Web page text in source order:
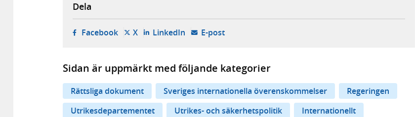
Dela
Facebook- öppnas i ny flik, extern webbplats,
X- öppnas i ny flik, extern webbplats,
LinkedIn- öppnas i ny flik, extern webbplats,
E-post- öppnar din e-postklient,
Sidan är uppmärkt med följande kategorier
Rättsliga dokument Sveriges internationella överenskommelser
Regeringen
Utrikesdepartementet
Utrikes- och säkerhetspolitik Internationellt